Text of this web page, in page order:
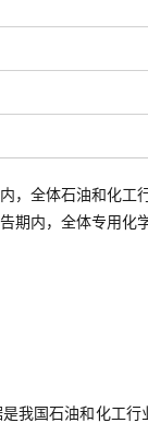
，全体石油和化工
期内，全体专用化
我国石油和化工